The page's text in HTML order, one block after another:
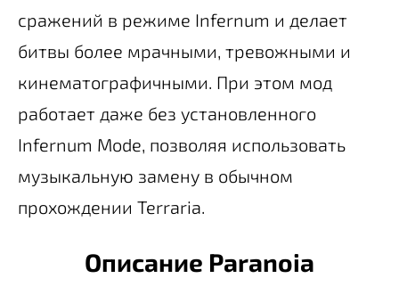
сражений в режиме Infernum и делает
битвы более мрачными, тревожными и
кинематографичными. При этом мод
работает даже без установленного
Infernum Mode, позволяя использовать
музыкальную замену в обычном
прохождении Terraria.
Описание Paranoia